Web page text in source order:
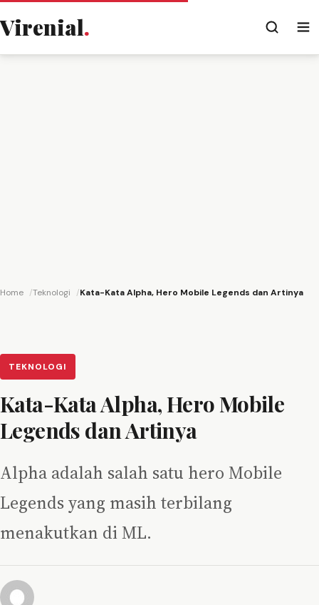
Virenial.
Home Teknologi Kata-Kata Alpha, Hero Mobile Legends dan Artinya
TEKNOLOGI
Kata-Kata Alpha, Hero Mobile
Legends dan Artinya
Alpha adalah salah satu hero Mobile
Legends yang masih terbilang
menakutkan di ML.